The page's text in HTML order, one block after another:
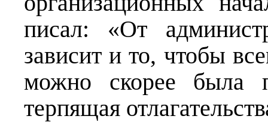
писал: «От
зависит и то, чтобы
можно скорее была
терпящая